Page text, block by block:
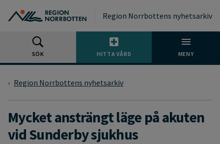
Region Norrbottens nyhetsarkiv
SÖK HITTA VÅRD MENY
Region Norrbottens nyhetsarkiv
Mycket ansträngt läge på akuten
vid Sunderby sjukhus